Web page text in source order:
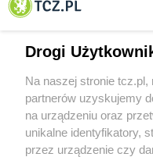
Drogi
Na naszej stronie
partnerów uzyskujemy
na urządzeniu oraz
unikalne identyfikatory,
przez urządzenie czy